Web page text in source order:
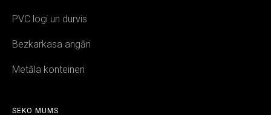
PVC logi un durvis
Bezkarkasa angāri
Metāla konteineri
SEKO MUMS